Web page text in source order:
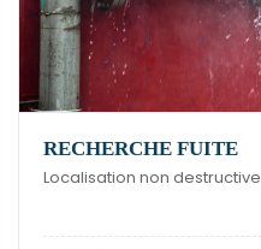
RECHERCHE FUITE
Localisation non destructive